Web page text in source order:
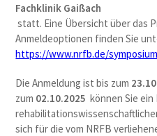
Fachklinik Gaißach
statt. Eine Übersicht über das
Anmeldeoptionen finden Sie
https://www.nrfb.de/
Die Anmeldung ist bis zum
zum 02.10.2025 können Sie
sich für die vom NRFB